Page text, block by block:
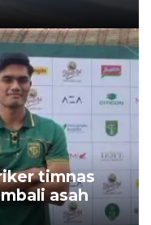
timnas
asah